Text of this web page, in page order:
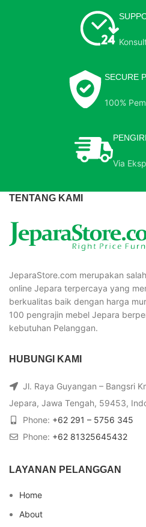
SECURE
100%
Via
TENTANG KAMI
JeparaStore.com merupakan
online Jepara terpercaya yang
berkualitas baik dengan harga
100 pengrajin mebel Jepara
kebutuhan Pelanggan.
HUBUNGI KAMI
Jl. Raya Guyangan – Bangsri
Jepara, Jawa Tengah, 59453,
Phone: +62 291 – 5756 345
Phone: +62 81325645432
LAYANAN PELANGGAN
Home
About